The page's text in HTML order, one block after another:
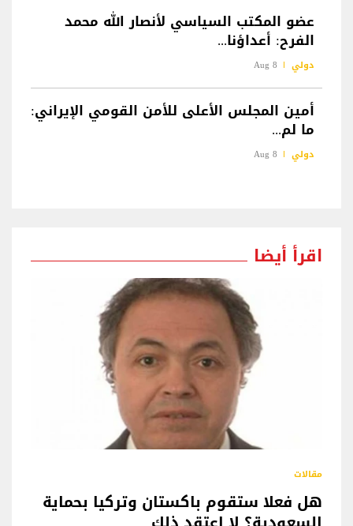
عضو المكتب السياسي لأنصار الله محمد
الفرح: أعداؤنا...
دولي 8 Aug
أمين المجلس الأعلى للأمن القومي الإيراني:
ما لم...
دولي 8 Aug
اقرأ أيضا
مقالات
هل فعلا ستقوم باكستان وتركيا بحماية